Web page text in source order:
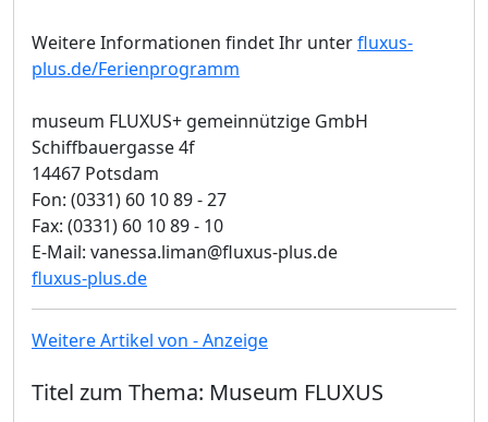
Weitere Informationen findet Ihr unterfluxus-
plus.de/Ferienprogramm
museum FLUXUS+ gemeinnützige GmbH
Schiffbauergasse 4f
14467 Potsdam
Fon: (0331) 60 10 89 - 27
Fax: (0331) 60 10 89 - 10
E-Mail: vanessa.liman@fluxus-plus.de
fluxus-plus.de
Weitere Artikel von - Anzeige
Titel zum Thema: Museum FLUXUS